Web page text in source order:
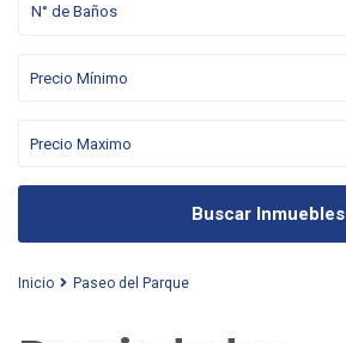
N° de Baños
Buscar Inmuebles
Inicio Paseo del Parque